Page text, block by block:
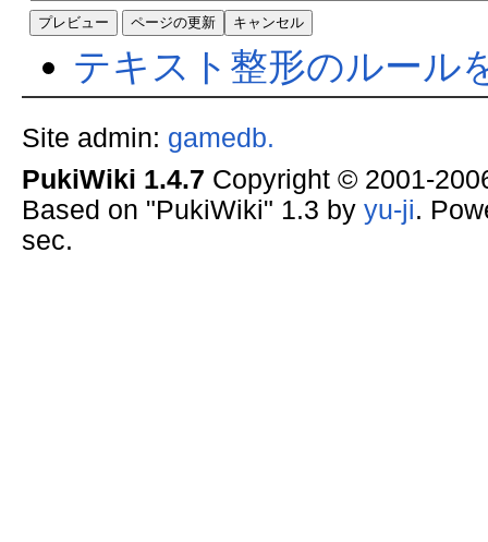
テキスト整形のルール
Site admin: gamedb.
PukiWiki 1.4.7 Copyright © 2001-
Based on "PukiWiki" 1.3 by yu-ji.
sec.